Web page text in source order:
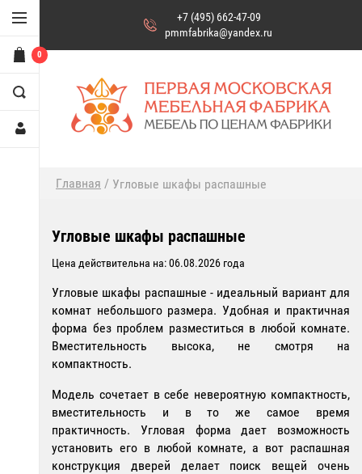
0
+7 (495) 662-47-09
pmmfabrika@yandex.ru
Главная / Угловые шкафы распашные
Угловые шкафы распашные
Цена действительна на: 06.08.2026 года
Угловые шкафы распашные - идеальный вариант для
комнат небольшого размера. Удобная и практичная
форма без проблем разместиться в любой комнате.
Вместительность высока, не смотря на
компактность.
Модель сочетает в себе невероятную компактность,
вместительность и в то же самое время
практичность. Угловая форма дает возможность
установить его в любой комнате, а вот распашная
конструкция дверей делает поиск вещей очень